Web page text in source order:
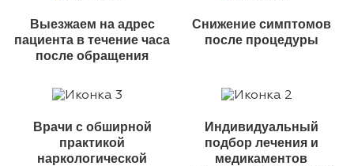
Выезжаем на адрес
пациента в течение часа
после обращения
Снижение симптомов
после процедуры
Врачи с обширной
практикой
наркологической
Индивидуальный
подбор лечения и
медикаментов